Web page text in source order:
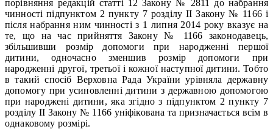
порівняння редакцій статті 12 Закону № 2811 до набрання
чинності підпунктом 2 пункту 7 розділу ІІ Закону № 1166 і
після набрання ним чинності з 1 липня 2014 року вказує на
те, що на час прийняття Закону № 1166 законодавець,
збільшивши розмір допомоги при народженні першої
дитини, одночасно зменшив розмір допомоги при
народженні другої, третьої і кожної наступної дитини. Тобто
в такий спосіб Верховна Рада України урівняла державну
допомогу при усиновленні дитини з державною допомогою
при народжені дитини, яка згідно з підпунктом 2 пункту 7
розділу ІІ Закону № 1166 уніфікована та призначається всім в
однаковому розмірі.